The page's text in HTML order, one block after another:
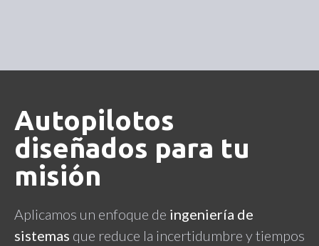
Autopilotos
diseñados para tu
misión
Aplicamos un enfoque de ingeniería de
sistemas que reduce la incertidumbre y tiempos